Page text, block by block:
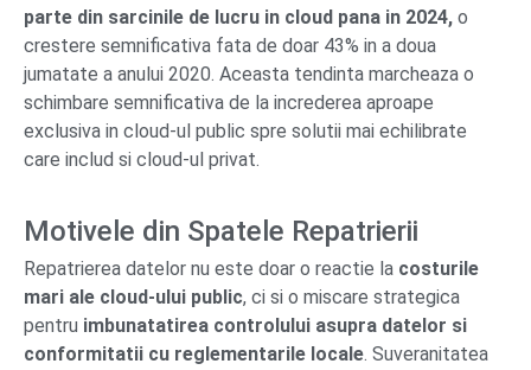
parte din sarcinile de lucru in cloud pana in 2024, o
crestere semnificativa fata de doar 43% in a doua
jumatate a anului 2020. Aceasta tendinta marcheaza o
schimbare semnificativa de la increderea aproape
exclusiva in cloud-ul public spre solutii mai echilibrate
care includ si cloud-ul privat.
Motivele din Spatele Repatrierii
Repatrierea datelor nu este doar o reactie la costurile
mari ale cloud-ului public, ci si o miscare strategica
pentru imbunatatirea controlului asupra datelor si
conformitatii cu reglementarile locale. Suveranitatea